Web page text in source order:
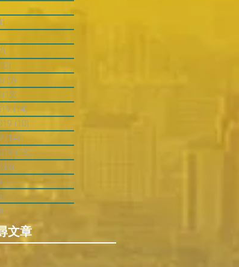
(9)
(13)
(14)
(10)
(14)
(13)
(33)
24 posts
25 posts
文章